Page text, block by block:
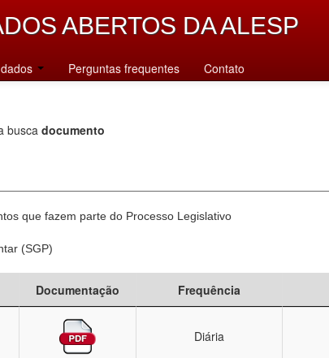
ABERTOS DA ALESP
Perguntas frequentes Contato
busca documento
que fazem parte do Processo Legislativo
(SGP)
Documentação Frequência
Diária